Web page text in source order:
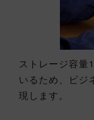
ストレージ容量
いるため、ビジ
現します。